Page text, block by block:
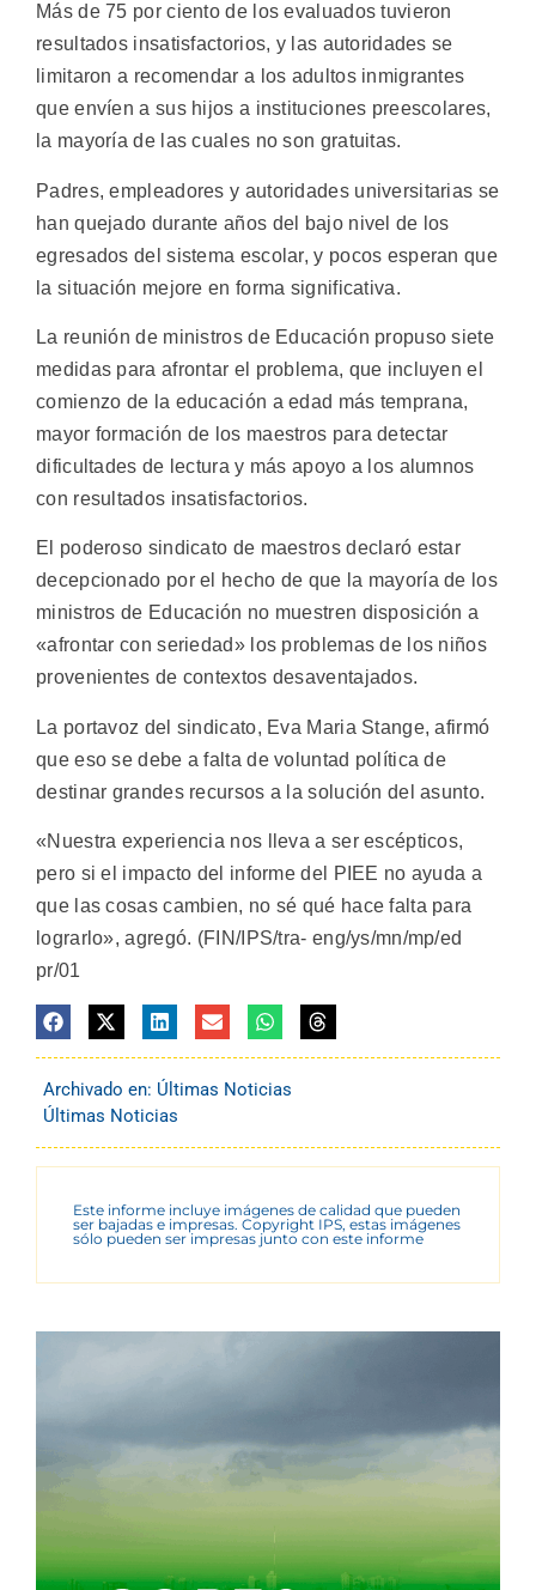
Más de 75 por ciento de los evaluados tuvieron
resultados insatisfactorios, y las autoridades se
limitaron a recomendar a los adultos inmigrantes
que envíen a sus hijos a instituciones preescolares,
la mayoría de las cuales no son gratuitas.
Padres, empleadores y autoridades universitarias se
han quejado durante años del bajo nivel de los
egresados del sistema escolar, y pocos esperan que
la situación mejore en forma significativa.
La reunión de ministros de Educación propuso siete
medidas para afrontar el problema, que incluyen el
comienzo de la educación a edad más temprana,
mayor formación de los maestros para detectar
dificultades de lectura y más apoyo a los alumnos
con resultados insatisfactorios.
El poderoso sindicato de maestros declaró estar
decepcionado por el hecho de que la mayoría de los
ministros de Educación no muestren disposición a
«afrontar con seriedad» los problemas de los niños
provenientes de contextos desaventajados.
La portavoz del sindicato, Eva Maria Stange, afirmó
que eso se debe a falta de voluntad política de
destinar grandes recursos a la solución del asunto.
«Nuestra experiencia nos lleva a ser escépticos,
pero si el impacto del informe del PIEE no ayuda a
que las cosas cambien, no sé qué hace falta para
lograrlo», agregó. (FIN/IPS/tra- eng/ys/mn/mp/ed
pr/01
Archivado en: Últimas Noticias
Últimas Noticias
Este informe incluye imágenes de calidad que pueden
ser bajadas e impresas. Copyright IPS, estas imágenes
sólo pueden ser impresas junto con este informe